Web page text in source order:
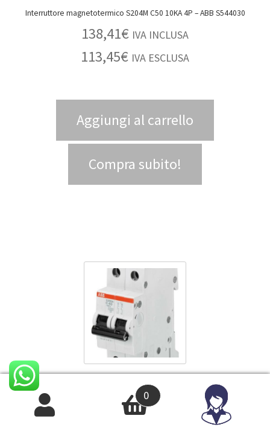
Interruttore magnetotermico S204M C50 10KA 4P – ABB S544030
138,41€ IVA INCLUSA
113,45€ IVA ESCLUSA
Aggiungi al carrello
Compra subito!
Interruttore magnetotermico S202M C63 10KA 2P – ABB S543989
€ IVA INCLUSA
0